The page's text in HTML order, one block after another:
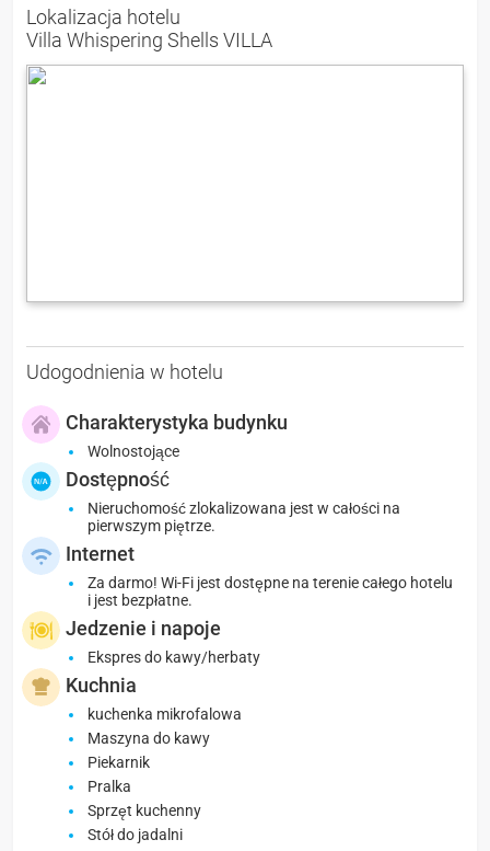
Lokalizacja hotelu
Villa Whispering Shells VILLA
Udogodnienia w hotelu
Charakterystyka budynku
Wolnostojące
Dostępność
Nieruchomość zlokalizowana jest w całości na
pierwszym piętrze.
Internet
Za darmo! Wi-Fi jest dostępne na terenie całego hotelu
i jest bezpłatne.
Jedzenie i napoje
Ekspres do kawy/herbaty
Kuchnia
kuchenka mikrofalowa
Maszyna do kawy
Piekarnik
Pralka
Sprzęt kuchenny
Stół do jadalni